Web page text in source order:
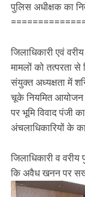
पुलिस अधीक्षक का
जिलाधिकारी एवं
मामलों को तत्परता से
संयुक्त अध्यक्षता में
चूके नियमित आयोजन
पर भूमि विवाद पंजी
अंचलाधिकारियों के
जिलाधिकारी व वरीय
कि अवैध खनन पर